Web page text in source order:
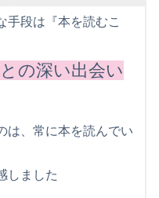
手段は『本を読むこ
の深い出会い
は、常に本を読んでい
しました